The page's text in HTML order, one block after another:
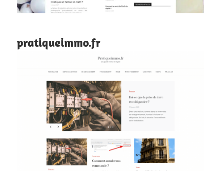
pratiqueimmo.fr